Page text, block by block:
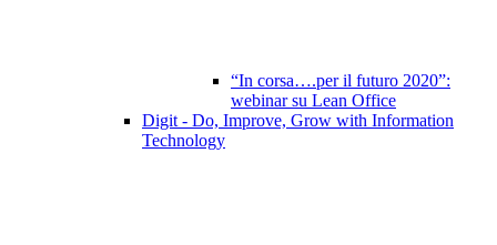
“In corsa….per il futuro 2020”:
webinar su Lean Office
Digit - Do, Improve, Grow with Information
Technology